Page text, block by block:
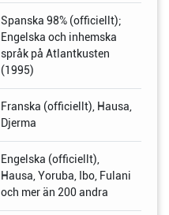
Spanska 98% (officiellt);
Engelska och inhemska
språk på Atlantkusten
(1995)
Franska (officiellt), Hausa,
Djerma
Engelska (officiellt),
Hausa, Yoruba, Ibo, Fulani
och mer än 200 andra